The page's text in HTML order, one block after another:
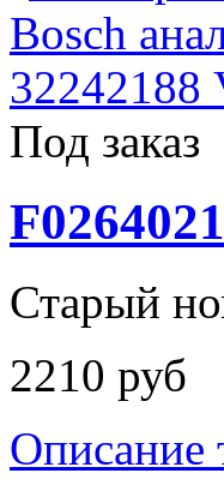
Под заказ
Старый
2210 руб
Описание